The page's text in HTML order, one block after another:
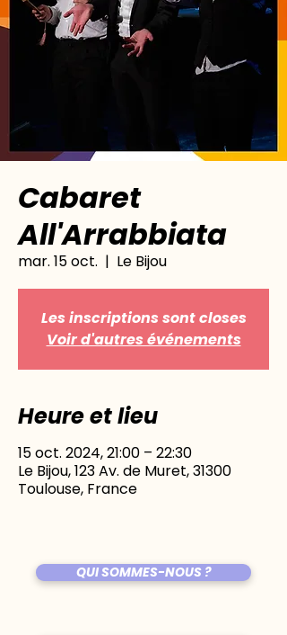
Cabaret
All'Arrabbiata
mar. 15 oct.
  |
Le Bijou
Les inscriptions sont closes
Voir d'autres événements
Heure et lieu
15 oct. 2024, 21:00 – 22:30
Le Bijou, 123 Av. de Muret, 31300
Toulouse, France
QUI SOMMES-NOUS ?